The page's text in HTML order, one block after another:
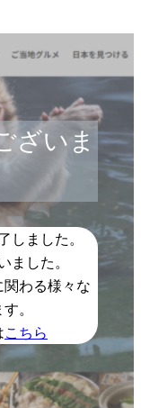
ざいま
しました。
ました。
わる様々な
。
こちら